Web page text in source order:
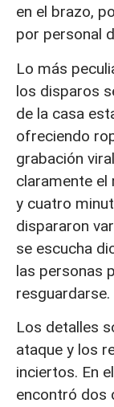
en el brazo,
por personal
Lo más
los disparos
de la casa
ofreciendo
grabación
claramente el
y cuatro
dispararon
se escucha
las personas
resguardarse.
Los detalles
ataque y los
inciertos. En
encontró dos